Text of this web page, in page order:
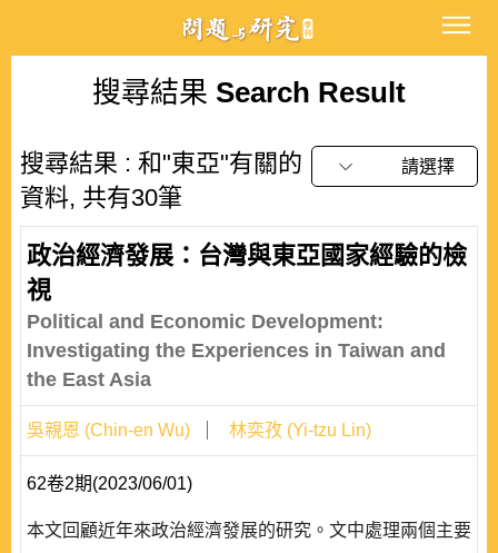
搜尋結果 Search Result
搜尋結果 : 和"東亞"有關的
資料, 共有30筆
請選擇
政治經濟發展：台灣與東亞國家經驗的檢
視
Political and Economic Development:
Investigating the Experiences in Taiwan and
the East Asia
吳親恩 (Chin-en Wu) 林奕孜 (Yi-tzu Lin)
62卷2期(2023/06/01)
本文回顧近年來政治經濟發展的研究。文中處理兩個主要